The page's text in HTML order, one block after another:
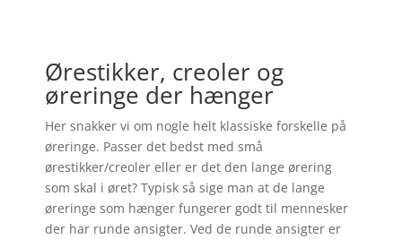
Ørestikker, creoler og
øreringe der hænger
Her snakker vi om nogle helt klassiske forskelle på
øreringe. Passer det bedst med små
ørestikker/creoler eller er det den lange ørering
som skal i øret? Typisk så sige man at de lange
øreringe som hænger fungerer godt til mennesker
der har runde ansigter. Ved de runde ansigter er